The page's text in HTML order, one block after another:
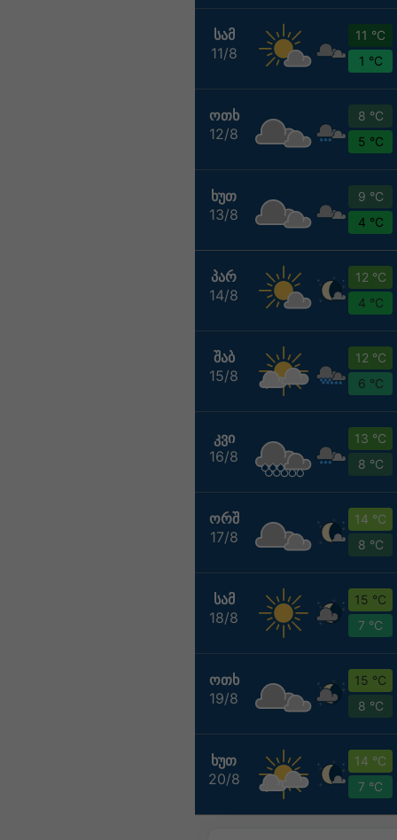
ᲡᲐᲛ
11/8
11 °C
1 °C
ᲝᲗᲮ
12/8
8 °C
5 °C
ᲮᲣᲗ
13/8
9 °C
4 °C
ᲞᲐᲠ
14/8
12 °C
4 °C
ᲨᲐᲑ
15/8
12 °C
6 °C
ᲙᲕᲘ
16/8
13 °C
8 °C
ᲝᲠᲨ
17/8
14 °C
8 °C
ᲡᲐᲛ
18/8
15 °C
7 °C
ᲝᲗᲮ
19/8
15 °C
8 °C
ᲮᲣᲗ
20/8
14 °C
7 °C